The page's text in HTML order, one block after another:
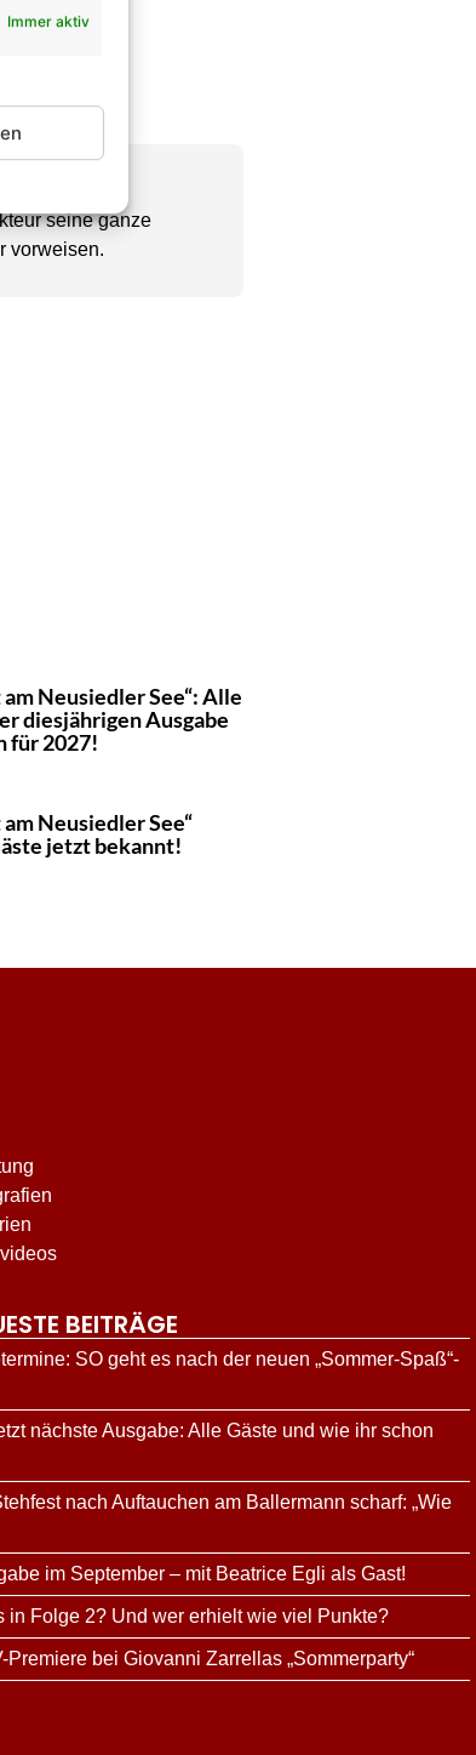
Immer aktiv
seine ganze
vorweisen.
am Neusiedler See“: Alle
diesjährigen Ausgabe
für 2027!
Neusiedler See“
jetzt bekannt!
BEITRÄGE
SO geht es nach der neuen „Sommer-Spaß“-
nächste Ausgabe: Alle Gäste und wie ihr schon
nach Auftauchen am Ballermann scharf: „Wie
im September – mit Beatrice Egli als Gast!
in Folge 2? Und wer erhielt wie viel Punkte?
bei Giovanni Zarrellas „Sommerparty“